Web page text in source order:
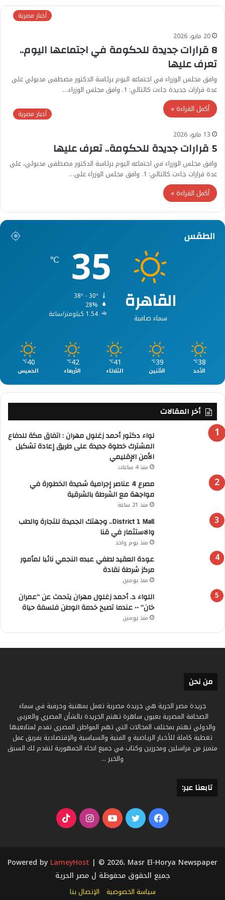
أخبار مصرية
20 مايو، 2026
8 قرارات جديدة للحكومة في اجتماعها اليوم..
تعرف عليها
وافق مجلس الوزراء في اجتماعه اليوم برئاسة الدكتور مصطفى مدبولي على
عدة قرارات جديدة جاءت كالتالي: 1. وافق مجلس الوزراء…
أكمل القراءة »
أخبار مصرية
13 مايو، 2026
5 قرارات جديدة للحكومة.. تعرف عليها
وافق مجلس الوزراء في اجتماعه اليوم برئاسة الدكتور مصطفى مدبولي، على
عدة قرارات جاءت كالتالي: 1. وافق مجلس الوزراء على…
أكمل القراءة »
الطقس
القاهرة
سماء صافية
35
℃
28%
1.54 كيلومتر/ساعة
38
℃
الأحد
39
℃
الأثنين
41
℃
الثلاثاء
42
℃
الأربعاء
40
℃
الخميس
أخر المقالات
لواء دكتور أحمد زغلول مهران : اتفاق مكة للدفاع
المشترك خطوة جديدة على طريق إعادة تشكيل
الأمن الإقليمي
منذ 4 ساعات
مصرع 4 عناصر إجرامية شديدة الخطورة في
مواجهة مع الشرطة بالشرقية
منذ 21 ساعة
District 1 Mall.. وجهتك الجديدة للتجارة والطب
والاستثمار في قنا
منذ يوم واحد
عودة العقيد لطفي عبده النجمي نائبا لمأمور
مركز شرطة نقادة
منذ يومين
اللواء د. أحمد زغلول مهران يتحدث عن “عمران
خان” •• عندما تصبح خدمة الوطن فلسفة حياة
منذ يومين
من نحن
جريدة مصر الحرية هي جريدة مصرية تعمل بمهنية وحرفية في سماء
الصحافة المصرية بعيون ساهرة تهتم الجريدة بالشأن المصري والعربي
والدولي تهتم بمختلف المجالات التي تهم المواطن المصري تقدم لمتابعيها
تغطية كاملة للأخبار الرياضية و الفنية والسياسية والإقتصادية بفريق عمل
متميز من مراسلين ومحررين وكتاب في جميع انحاء الجمهورية لنقدم لك السبق
والخبر ...
تابعنا عبر:
فيسبوكتويتر يوتيوب انستقرام‫TikTok
Powered by LameyHost | © 2026، Masr El-Horya Newspaper
جميع الحقوق محفوظة ل مصر الحرية
سياسة الخصوصية الإتصال بنا